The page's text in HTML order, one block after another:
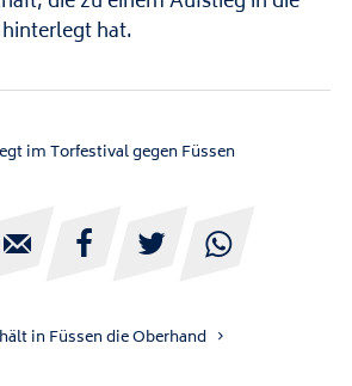
hat.
im Torfestival gegen Füssen
   
in Füssen die Oberhand